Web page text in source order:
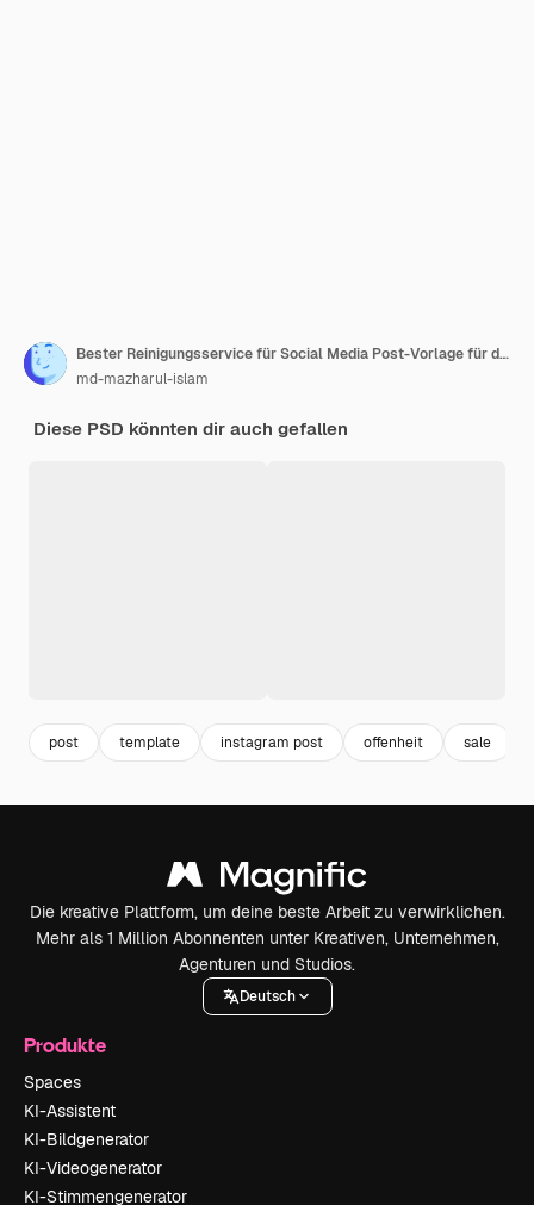
Bester Reinigungsservice für Social Media Post-Vorlage für den Heimplatz
md-mazharul-islam
Diese PSD könnten dir auch gefallen
post template instagram post offenheit sale
Die kreative Plattform, um deine beste Arbeit zu verwirklichen.
Mehr als 1 Million Abonnenten unter Kreativen, Unternehmen,
Agenturen und Studios.
Deutsch
Produkte
Spaces
KI-Assistent
KI-Bildgenerator
KI-Videogenerator
KI-Stimmengenerator